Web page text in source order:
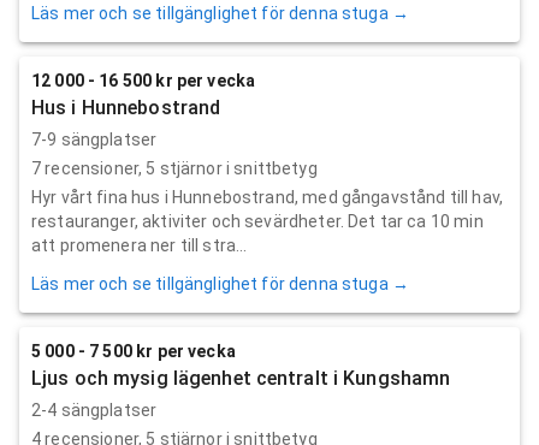
Läs mer och se tillgänglighet för denna stuga →
12 000 - 16 500 kr per vecka
Hus i Hunnebostrand
7-9 sängplatser
7recensioner, 5 stjärnor i snittbetyg
Hyr vårt fina hus i Hunnebostrand, med gångavstånd till hav,
restauranger, aktiviter och sevärdheter. Det tar ca 10 min
att promenera ner till stra...
Läs mer och se tillgänglighet för denna stuga →
5 000 - 7 500 kr per vecka
Ljus och mysig lägenhet centralt i Kungshamn
2-4 sängplatser
4recensioner, 5 stjärnor i snittbetyg